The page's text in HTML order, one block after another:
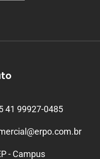
41 99927-0485
- Campus